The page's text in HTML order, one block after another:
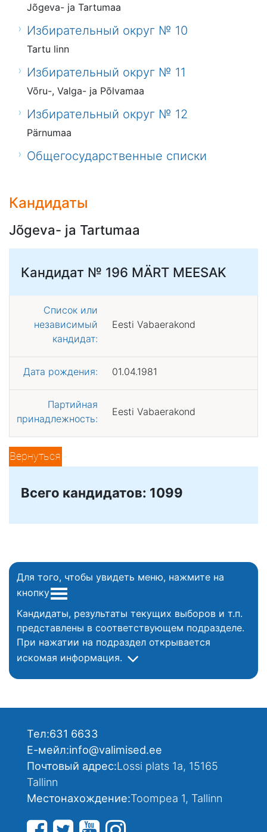
Jõgeva- ja Tartumaa
Избирательный округ № 10
Tartu linn
Избирательный округ № 11
Võru-, Valga- ja Põlvamaa
Избирательный округ № 12
Pärnumaa
Общегосударственные списки
Кандидаты
Jõgeva- ja Tartumaa
Кандидат № 196 MÄRT MEESAK
Список или
независимый
кандидат:
Eesti Vabaerakond
Дата рождения: 01.04.1981
Партийная
принадлежность:
Eesti Vabaerakond
Вернуться
Всего кандидатов: 1099
Для того, чтобы увидеть меню, нажмите на
кнопку
Кандидаты, результаты текущих выборов и т.п.
представлены в соответствующем подразделе.
При нажатии на подраздел открывается
искомая информация.
Тел:631 6633
Е-мейл:info@valimised.ee
Почтовый адрес:Lossi plats 1a, 15165
Tallinn
Местонахождение:Toompea 1, Tallinn